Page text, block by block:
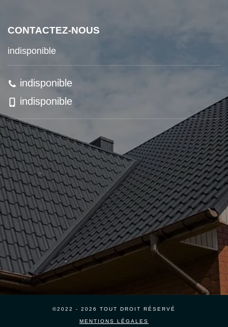
CONTACTEZ-NOUS
indisponible
indisponible
indisponible
©2022 - 2026 TOUT DROIT RÉSERVÉ
MENTIONS LÉGALES